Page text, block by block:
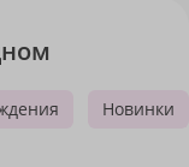
Новинки